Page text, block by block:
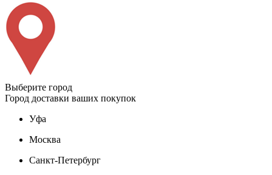
Выберите город
Город доставки ваших покупок
Уфа
Москва
Санкт-Петербург